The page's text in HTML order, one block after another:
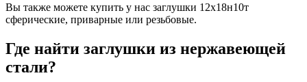
Вы также можете купить у нас заглушки 12х18н10т
сферические, приварные или резьбовые.
Где найти заглушки из нержавеющей
стали?